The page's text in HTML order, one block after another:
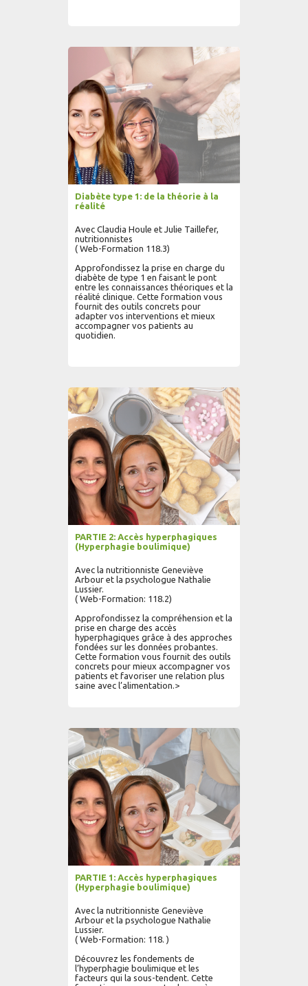
AJOUTER AU PANIER LIRE PLUS...
Diabète type 1: de la théorie à la
réalité
Avec Claudia Houle et Julie Taillefer,
nutritionnistes
( Web-Formation 118.3)
Approfondissez la prise en charge du
diabète de type 1 en faisant le pont
entre les connaissances théoriques et la
réalité clinique. Cette formation vous
fournit des outils concrets pour
adapter vos interventions et mieux
accompagner vos patients au
quotidien.
AJOUTER AU PANIER LIRE PLUS...
PARTIE 2: Accès hyperphagiques
(Hyperphagie boulimique)
Avec la nutritionniste Geneviève
Arbour et la psychologue Nathalie
Lussier.
( Web-Formation: 118.2)
Approfondissez la compréhension et la
prise en charge des accès
hyperphagiques grâce à des approches
fondées sur les données probantes.
Cette formation vous fournit des outils
concrets pour mieux accompagner vos
patients et favoriser une relation plus
saine avec l’alimentation.>
AJOUTER AU PANIER LIRE PLUS...
PARTIE 1: Accès hyperphagiques
(Hyperphagie boulimique)
Avec la nutritionniste Geneviève
Arbour et la psychologue Nathalie
Lussier.
( Web-Formation: 118. )
Découvrez les fondements de
l’hyperphagie boulimique et les
facteurs qui la sous-tendent. Cette